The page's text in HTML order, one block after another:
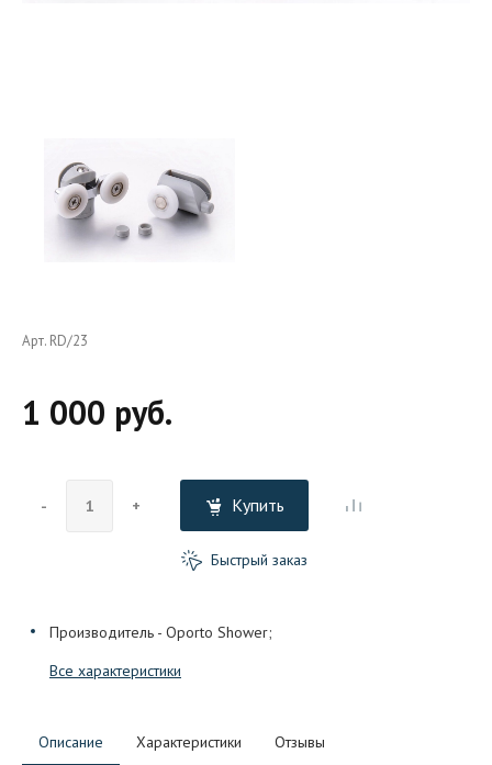
Арт. RD/23
1 000 руб.
- + Купить
Быстрый заказ
Производитель - Oporto Shower;
Все характеристики
Описание Характеристики Отзывы